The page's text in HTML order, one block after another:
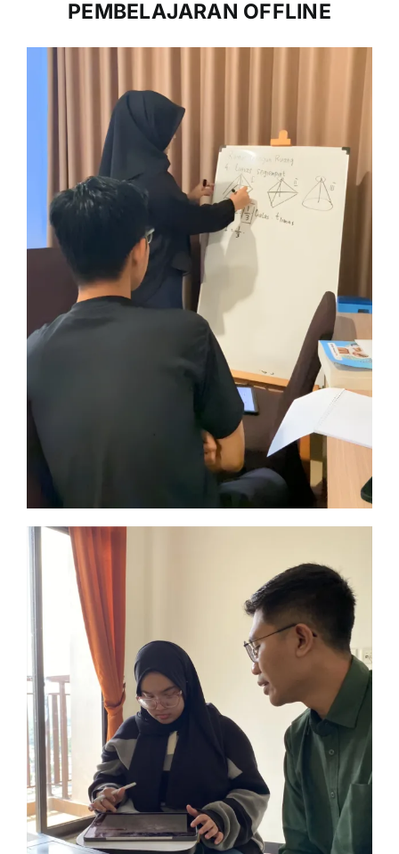
PEMBELAJARAN OFFLINE